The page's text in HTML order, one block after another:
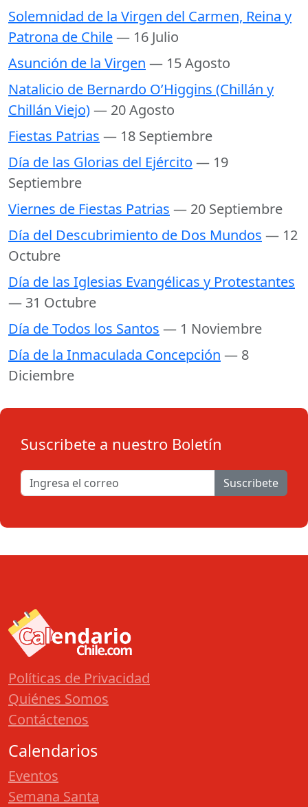
Solemnidad de la Virgen del Carmen, Reina y
Patrona de Chile— 16 Julio
Asunción de la Virgen — 15 Agosto
Natalicio de Bernardo O’Higgins (Chillán y
Chillán Viejo)— 20 Agosto
Fiestas Patrias — 18 Septiembre
Día de las Glorias del Ejército — 19
Septiembre
Viernes de Fiestas Patrias — 20 Septiembre
Día del Descubrimiento de Dos Mundos — 12
Octubre
Día de las Iglesias Evangélicas y Protestantes
— 31 Octubre
Día de Todos los Santos — 1 Noviembre
Día de la Inmaculada Concepción — 8
Diciembre
Suscribete a nuestro Boletín
Suscribete
Políticas de Privacidad
Quiénes Somos
Contáctenos
Calendarios
Eventos
Semana Santa